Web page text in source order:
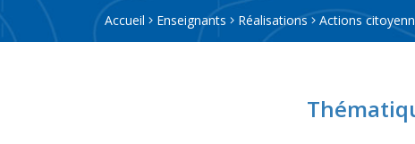
Accueil Enseignants Réalisations Actions